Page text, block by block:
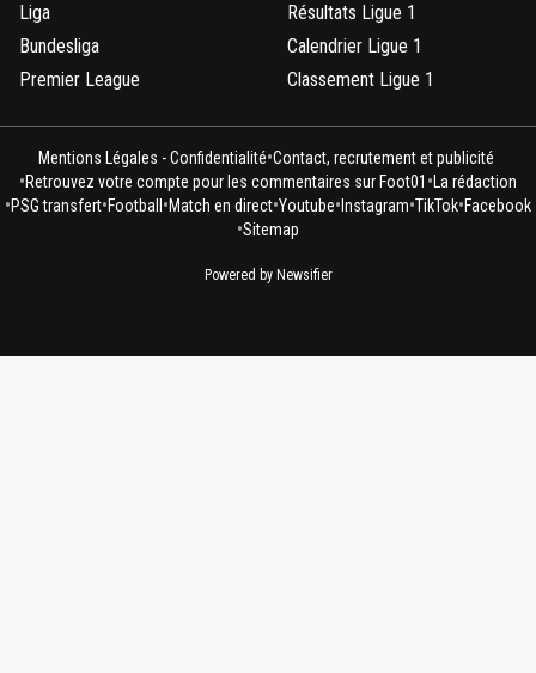
Liga
Bundesliga
Premier League
Résultats Ligue 1
Calendrier Ligue 1
Classement Ligue 1
Mentions Légales - Confidentialité•Contact, recrutement et publicité
•Retrouvez votre compte pour les commentaires sur Foot01 •La rédaction
•PSG transfert•Football •Match en direct•Youtube• Instagram•TikTok•Facebook
•Sitemap
Powered by Newsifier